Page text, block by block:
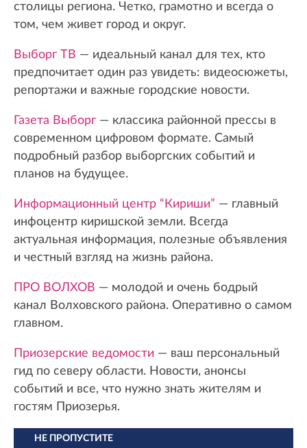
столицы региона. Четко, грамотно и всегда о
том, чем живет город и округ.
Выборг ТВ — идеальный канал для тех, кто
предпочитает один раз увидеть: видеосюжеты,
репортажи и важные городские новости.
Газета Выборг— классика районной прессы в
современном цифровом формате. Самый
подробный разбор выборгских событий и
планов на будущее.
Информационный центр “Кириши” — главный
инфоцентр киришской земли. Всегда
актуальная информация, полезные объявления
и честный взгляд на жизнь района.
ПРО ВОЛХОВ — молодой и очень бодрый
канал Волховского района. Оперативно о самом
главном.
Приозерские ведомости — ваш персональный
гид по северу области. Новости, анонсы
событий и все, что нужно знать жителям и
гостям Приозерья.
НЕ ПРОПУСТИТЕ